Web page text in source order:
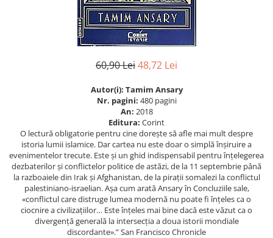
Manuale scolare/Cursuri
Proză
Psihologie
Sociologie
Spiritualitate/Ezoterism
60,90 Lei48,72 Lei
Autor(i): Tamim Ansary
Nr. pagini: 480 pagini
An: 2018
Editura: Corint
O lectură obligatorie pentru cine dorește să afle mai mult despre
istoria lumii islamice. Dar cartea nu este doar o simplă înșiruire a
evenimentelor trecute. Este și un ghid indispensabil pentru înțelegerea
dezbaterilor și conflictelor politice de astăzi, de la 11 septembrie până
la razboaiele din Irak și Afghanistan, de la pirații somalezi la conflictul
palestiniano-israelian. Așa cum arată Ansary în Concluziile sale,
«conflictul care distruge lumea modernă nu poate fi înțeles ca o
ciocnire a civilizațiilor… Este înțeles mai bine dacă este văzut ca o
divergență generală la intersecția a doua istorii mondiale
discordante».” San Francisco Chronicle